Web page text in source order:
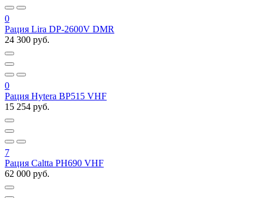
0
Рация Lira DP-2600V DMR
24 300 руб.
0
Рация Hytera BP515 VHF
15 254 руб.
7
Рация Caltta PH690 VHF
62 000 руб.